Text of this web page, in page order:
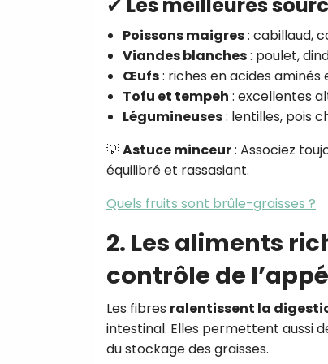
Poissons maigres: cabillaud,
Viandes blanches: poulet,
Œufs: riches en acides aminés
Tofu et tempeh : excellentes
Légumineuses: lentilles, pois
💡Astuce minceur: Associez
équilibré et rassasiant.
Quels fruits sont brûle-graisses ?
2. Les aliments
contrôle de
Les fibres ralentissent la
intestinal. Elles permettent aussi
du stockage des graisses.